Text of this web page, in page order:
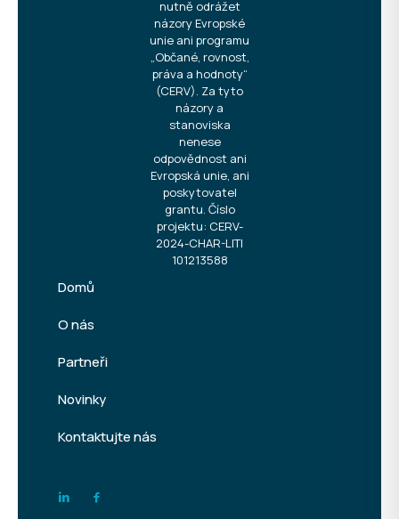
nutně odrážet
názory Evropské
unie ani programu
„Občané, rovnost,
práva a hodnoty“
(CERV). Za tyto
názory a
stanoviska
nenese
odpovědnost ani
Evropská unie, ani
poskytovatel
grantu. Číslo
projektu: CERV-
2024-CHAR-LITI
101213588
Domů
O nás
Partneři
Novinky
Kontaktujte nás